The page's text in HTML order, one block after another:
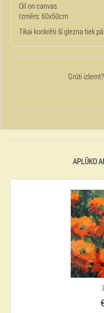
Oil on canvas
Izmērs: 60x50cm
Tikai konkrēti šī glezna tiek
Grūti
APLŪKO